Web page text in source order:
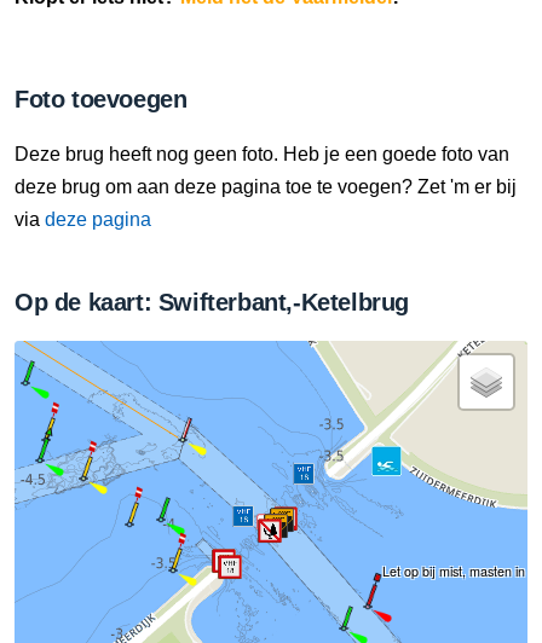
Foto toevoegen
Deze brug heeft nog geen foto. Heb je een goede foto van
deze brug om aan deze pagina toe te voegen? Zet 'm er bij
via deze pagina
Op de kaart: Swifterbant,-Ketelbrug
Let op bij mist, masten in